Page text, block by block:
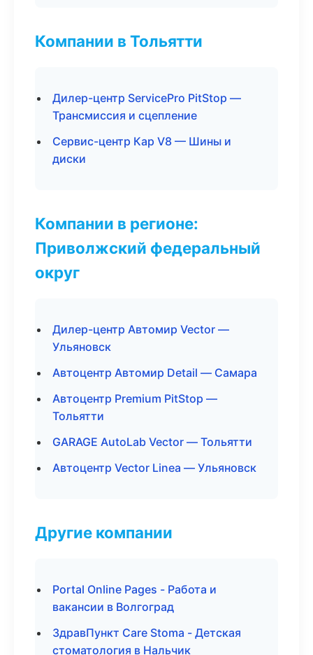
Компании в Тольятти
Дилер-центр ServicePro PitStop —
Трансмиссия и сцепление
Сервис-центр Кар V8 — Шины и
диски
Компании в регионе:
Приволжский федеральный
округ
Дилер-центр Автомир Vector —
Ульяновск
Автоцентр Автомир Detail — Самара
Автоцентр Premium PitStop —
Тольятти
GARAGE AutoLab Vector — Тольятти
Автоцентр Vector Linea — Ульяновск
Другие компании
Portal Online Pages - Работа и
вакансии в Волгоград
ЗдравПункт Care Stoma - Детская
стоматология в Нальчик